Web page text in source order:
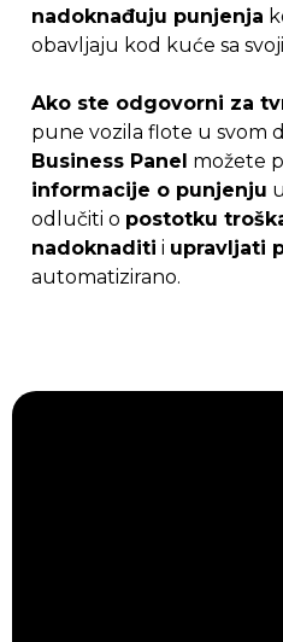
nadoknađuju punjenja
obavljaju kod kuće sa
Ako ste odgovorni za
pune vozila flote u svom
Business Panel možete
informacije o punjenju
odlučiti o postotku
nadoknaditi i upravljati
automatizirano.